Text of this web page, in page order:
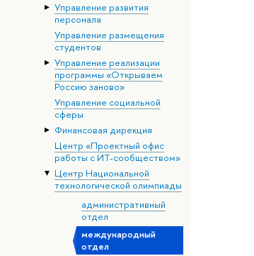
Управление развития
персонала
Управление размещения
студентов
Управление реализации
программы «Открываем
Россию заново»
Управление социальной
сферы
Финансовая дирекция
Центр «Проектный офис
работы с ИТ-сообществом»
Центр Национальной
технологической олимпиады
административный
отдел
международный
отдел